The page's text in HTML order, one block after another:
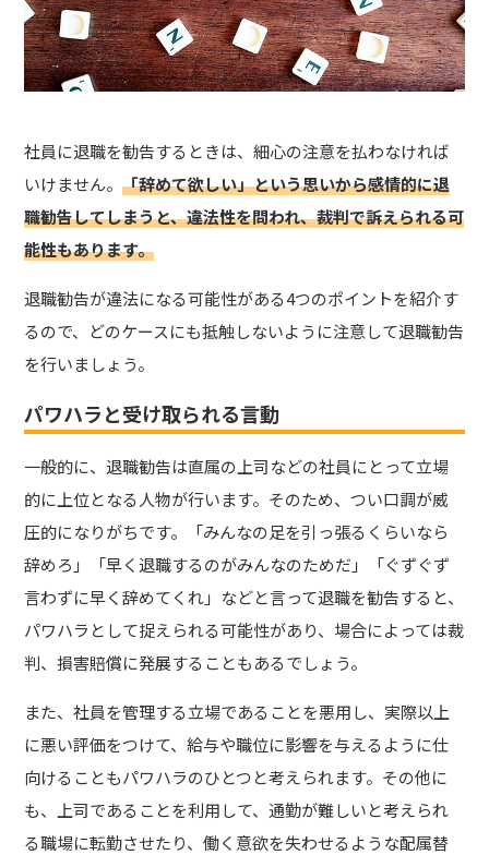
社員に退職を勧告するときは、細心の注意を払わなければ
いけません。「辞めて欲しい」という思いから感情的に退
職勧告してしまうと、違法性を問われ、裁判で訴えられる可
能性もあります。
退職勧告が違法になる可能性がある4つのポイントを紹介す
るので、どのケースにも抵触しないように注意して退職勧告
を行いましょう。
パワハラと受け取られる言動
一般的に、退職勧告は直属の上司などの社員にとって立場
的に上位となる人物が行います。そのため、つい口調が威
圧的になりがちです。「みんなの足を引っ張るくらいなら
辞めろ」「早く退職するのがみんなのためだ」「ぐずぐず
言わずに早く辞めてくれ」などと言って退職を勧告すると、
パワハラとして捉えられる可能性があり、場合によっては裁
判、損害賠償に発展することもあるでしょう。
また、社員を管理する立場であることを悪用し、実際以上
に悪い評価をつけて、給与や職位に影響を与えるように仕
向けることもパワハラのひとつと考えられます。その他に
も、上司であることを利用して、通勤が難しいと考えられ
る職場に転勤させたり、働く意欲を失わせるような配属替